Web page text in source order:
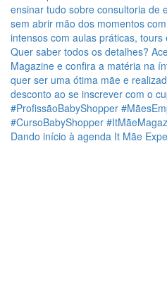
Dando início à agenda It Mãe